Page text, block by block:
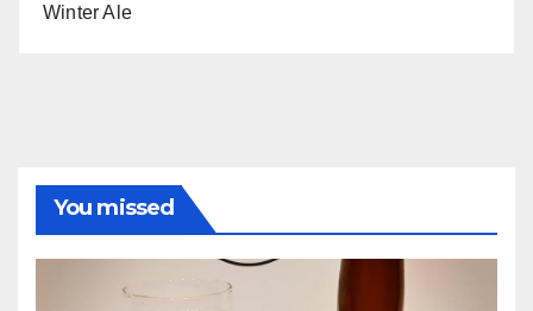
Winter Ale
You missed